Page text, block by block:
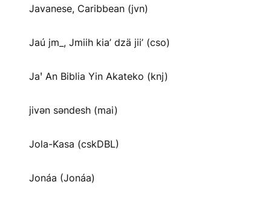
Javanese, Caribbean (jvn)
Jaú jm_, Jmiih kia’ dzä jii’ (cso)
Jaꞌ An Biblia Yin Akateko (knj)
jivən səndesh (mai)
Jola-Kasa (cskDBL)
Jonáa (Jonáa)